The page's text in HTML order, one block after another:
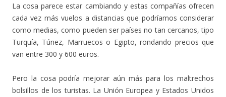
La cosa parece estar cambiando y estas compañías ofrecen
cada vez más vuelos a distancias que podríamos considerar
como medias, como pueden ser países no tan cercanos, tipo
Turquía, Túnez, Marruecos o Egipto, rondando precios que
van entre 300 y 600 euros.
Pero la cosa podría mejorar aún más para los maltrechos
bolsillos de los turistas. La Unión Europea y Estados Unidos